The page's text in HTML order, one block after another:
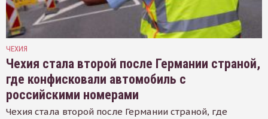
ЧЕХИЯ
Чехия стала второй после Германии страной,
где конфисковали автомобиль с
российскими номерами
Чехия стала второй после Германии страной, где